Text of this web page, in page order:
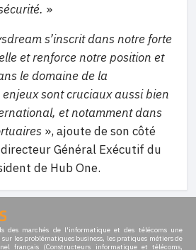
»
s’inscrit dans notre forte
et renforce notre position et
le domaine de la
sont cruciaux aussi bien
et notamment dans
», ajoute de son côté
Général Exécutif du
de Hub One.
des marchés de l'informatique et des télécoms une
les problématiques business, les pratiques métiers de
français (Constructeurs informatique et télécoms,